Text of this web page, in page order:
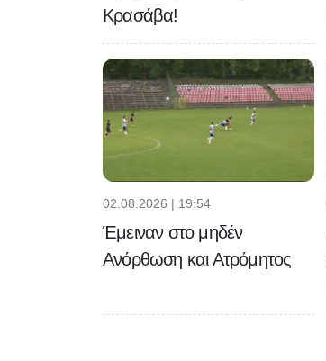
Κρασάβα!
02.08.2026 | 19:54
Έμειναν στο μηδέν
Ανόρθωση και Ατρόμητος